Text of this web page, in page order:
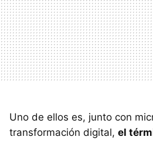
Uno de ellos es, junto con
transformación digital, el